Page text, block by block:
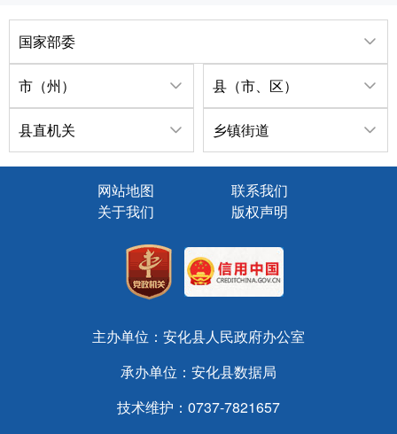
国家部委
市（州） 县（市、区）
县直机关 乡镇街道
网站地图
联系我们
关于我们
版权声明
主办单位：安化县人民政府办公室
承办单位：安化县数据局
技术维护：0737-7821657